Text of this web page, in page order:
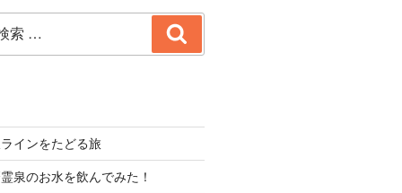
索
インをたどる旅
泉のお水を飲んでみた！